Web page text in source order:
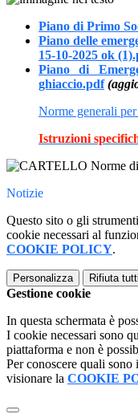
Piano di Primo
Piano delle
15-10-2025 ok
Piano di
ghiaccio.pdf
Norme generali
Istruzioni
Notizie
Questo sito o gli
cookie necessari al
COOKIE POLICY.
Personalizza Rifiuta tutti
Gestione cookie
In questa schermata è
I cookie necessari sono
piattaforma e non è
Per conoscere quali
visionare la COOKIE